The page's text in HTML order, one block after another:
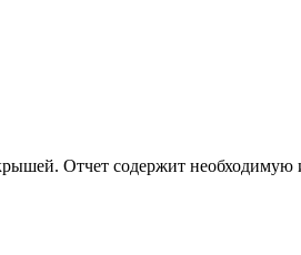
Отчет содержит